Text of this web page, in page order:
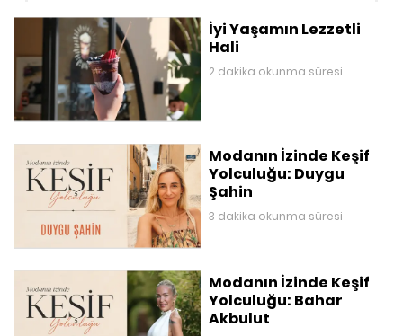
İyi Yaşamın Lezzetli
Hali
2 dakika okunma süresi
Modanın İzinde Keşif
Yolculuğu: Duygu
Şahin
3 dakika okunma süresi
Modanın İzinde Keşif
Yolculuğu: Bahar
Akbulut